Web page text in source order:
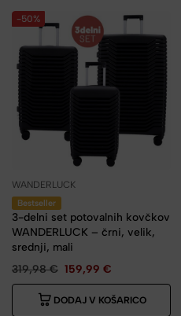
-50%
WANDERLUCK
Bestseller
3-delni set potovalnih kovčkov
WANDERLUCK – črni, velik,
srednji, mali
319,98€ 159,99 €
DODAJ V KOŠARICO